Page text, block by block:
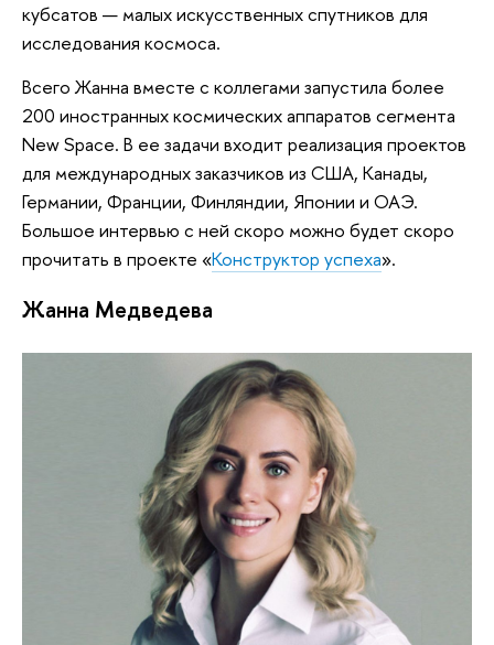
кубсатов — малых искусственных спутников для
исследования космоса.
Всего Жанна вместе с коллегами запустила более
200 иностранных космических аппаратов сегмента
New Space. В ее задачи входит реализация проектов
для международных заказчиков из США, Канады,
Германии, Франции, Финляндии, Японии и ОАЭ.
Большое интервью с ней скоро можно будет скоро
прочитать в проекте «Конструктор успеха».
Жанна Медведева